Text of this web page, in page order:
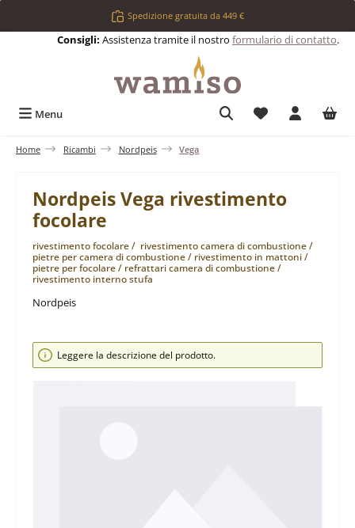
Passa al contenuto principaleSpedizione gratuita da 449 €
Consigli: Assistenza tramite il nostro formulario di contatto.
Menu Hai 0 articoli
Home Ricambi Nordpeis Vega
Nordpeis Vega rivestimento
focolare
rivestimento focolare / rivestimento camera di combustione /
pietre per camera di combustione / rivestimento in mattoni /
pietre per focolare / refrattari camera di combustione /
rivestimento interno stufa
Nordpeis
Salta la galleria di immagini
Leggere la descrizione del prodotto.